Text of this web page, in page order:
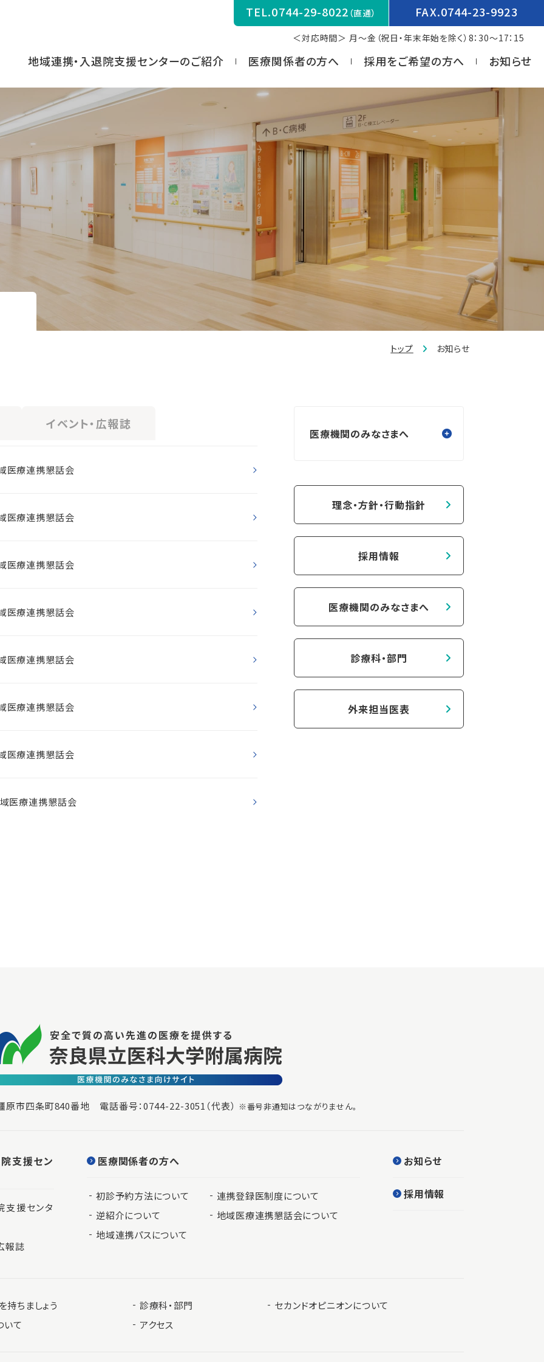
TEL.0744-29-8022 （直通） FAX.0744-23-9923
＜対応時間＞ 月～金（祝日・年末年始を除く）8：30～17：15
地域連携・入退院支援センターのご紹介 医療関係者の方へ 採用をご希望の方へ お知らせ
トップ お知らせ
イベント・広報誌
医療連携懇話会
医療連携懇話会
医療連携懇話会
医療連携懇話会
医療連携懇話会
医療連携懇話会
医療連携懇話会
医療連携懇話会
医療機関のみなさまへ
理念・方針・行動指針
採用情報
医療機関のみなさまへ
診療科・部門
外来担当医表
原市四条町840番地 電話番号：0744-22-3051 （代表） ※番号非通知はつながりません。
支援セン
支援センタ
報誌
医療関係者の方へ
初診予約方法について
逆紹介について
地域連携パスについて
連携登録医制度について
地域医療連携懇話会について
お知らせ
採用情報
持ちましょう
いて
診療科・部門
アクセス
セカンドオピニオンについて